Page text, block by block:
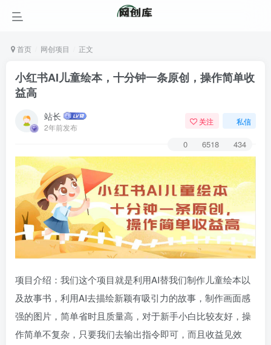
首页 网创项目 正文
小红书AI儿童绘本，十分钟一条原创，操作简单收
益高
站长
2年前发布
关注 私信
0 6518 434
项目介绍：我们这个项目就是利用AI替我们制作儿童绘本以
及故事书，利用AI去描绘新颖有吸引力的故事，制作画面感
强的图片，简单省时且质量高，对于新手小白比较友好，操
作简单不复杂，只要我们去输出指令即可，而且收益见效